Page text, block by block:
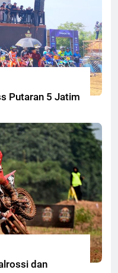
Putaran 5 Jatim
dan